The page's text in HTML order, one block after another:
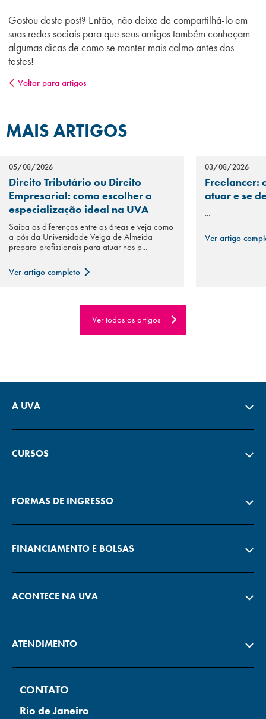
Gostou deste post? Então, não deixe de compartilhá-lo em
suas redes sociais para que seus amigos também conheçam
algumas dicas de como se manter mais calmo antes dos
testes!
Voltar para artigos
MAIS ARTIGOS
05/08/2026
Direito Tributário ou Direito
Empresarial: como escolher a
especialização ideal na UVA
Saiba as diferenças entre as áreas e veja como
a pós da Universidade Veiga de Almeida
prepara profissionais para atuar nos p...
Ver artigo completo
03/08/2026
Freelancer:
atuar e se
...
Ver artigo
Ver todos os artigos
A UVA
CURSOS
FORMAS DE INGRESSO
FINANCIAMENTO E BOLSAS
ACONTECE NA UVA
ATENDIMENTO
CONTATO
Rio de Janeiro